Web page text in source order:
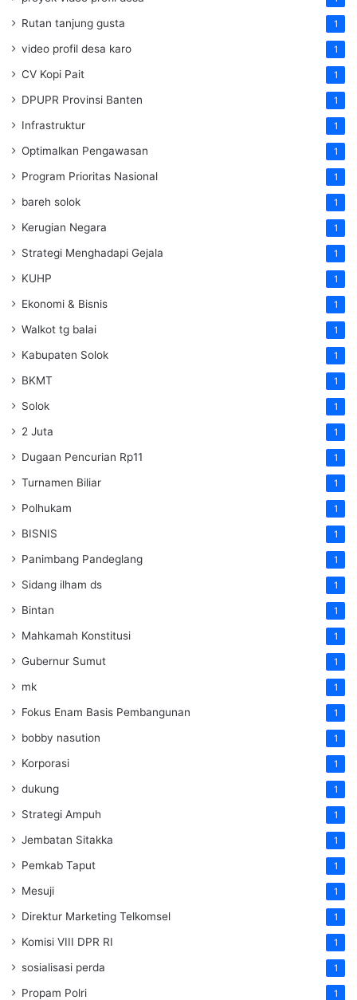
Rutan tanjung gusta 1
video profil desa karo 1
CV Kopi Pait 1
DPUPR Provinsi Banten 1
Infrastruktur 1
Optimalkan Pengawasan 1
Program Prioritas Nasional 1
bareh solok 1
Kerugian Negara 1
Strategi Menghadapi Gejala 1
KUHP 1
Ekonomi & Bisnis 1
Walkot tg balai 1
Kabupaten Solok 1
BKMT 1
Solok 1
2 Juta 1
Dugaan Pencurian Rp11 1
Turnamen Biliar 1
Polhukam 1
BISNIS 1
Panimbang Pandeglang 1
Sidang ilham ds 1
Bintan 1
Mahkamah Konstitusi 1
Gubernur Sumut 1
mk 1
Fokus Enam Basis Pembangunan 1
bobby nasution 1
Korporasi 1
dukung 1
Strategi Ampuh 1
Jembatan Sitakka 1
Pemkab Taput 1
Mesuji 1
Direktur Marketing Telkomsel 1
Komisi VIII DPR RI 1
sosialisasi perda 1
Propam Polri 1